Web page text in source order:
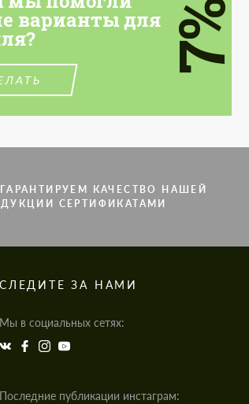
варианты для7%
КАЧЕСТВО НАШЕЙ
СЕРТИФИКАТАМИ
СЛЕДИТЕ ЗА НАМИ
Мы в социальных сетях:
Последние публикации инстаграм: